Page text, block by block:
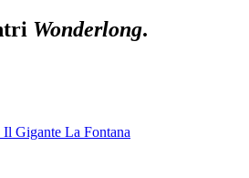
Wonderlong.
Gigante La Fontana